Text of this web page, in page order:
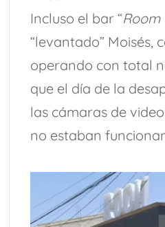
Incluso el bar “Room
“levantado” Moisés,
operando con total
que el día de la
las cámaras de
no estaban